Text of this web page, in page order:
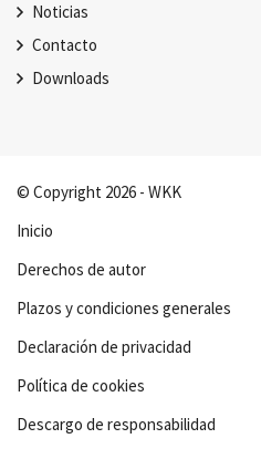
Noticias
Contacto
Downloads
© Copyright 2026 - WKK
Inicio
Derechos de autor
Plazos y condiciones generales
Declaración de privacidad
Política de cookies
Descargo de responsabilidad